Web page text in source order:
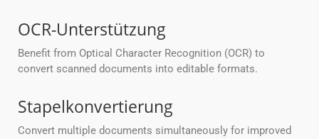
OCR-Unterstützung
Benefit from Optical Character Recognition (OCR) to
convert scanned documents into editable formats.
Stapelkonvertierung
Convert multiple documents simultaneously for improved